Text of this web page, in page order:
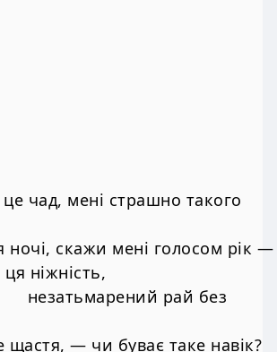
чад, мені страшно такого
ночі, скажи мені голосом рік —
ніжність,
рай без
щастя, — чи буває таке навік?